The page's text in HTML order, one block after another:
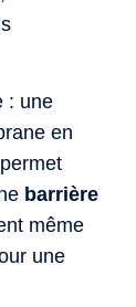
: une
en
barrière
même
une